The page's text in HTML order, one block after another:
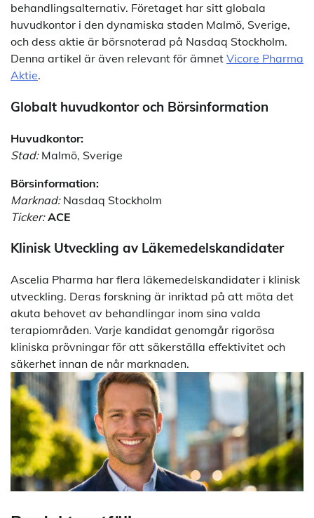
behandlingsalternativ. Företaget har sitt globala
huvudkontor i den dynamiska staden Malmö, Sverige,
och dess aktie är börsnoterad på Nasdaq Stockholm.
Denna artikel är även relevant för ämnet Vicore Pharma
Aktie.
Globalt huvudkontor och Börsinformation
Huvudkontor:
Stad:Malmö, Sverige
Börsinformation:
Marknad:Nasdaq Stockholm
Ticker: ACE
Klinisk Utveckling av Läkemedelskandidater
Ascelia Pharma har flera läkemedelskandidater i klinisk
utveckling. Deras forskning är inriktad på att möta det
akuta behovet av behandlingar inom sina valda
terapiområden. Varje kandidat genomgår rigorösa
kliniska prövningar för att säkerställa effektivitet och
säkerhet innan de når marknaden.